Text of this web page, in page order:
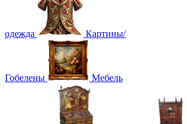
одежда Картины/
Гобелены Мебель